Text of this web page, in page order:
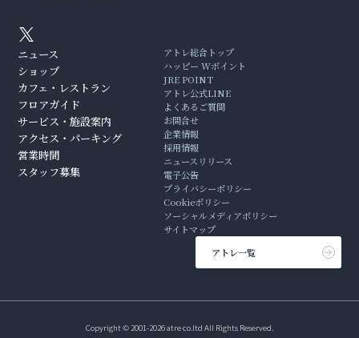
ニュース
ショップ
カフェ・レストラン
フロアガイド
サービス・施設案内
アクセス・パーキング
営業時間
スタッフ募集
アトレ総合トップ
ハッピー Wポイント
JRE POINT
アトレ公式LINE
よくあるご質問
お問合せ
企業情報
採用情報
ニュースリリース
電子公告
プライバシーポリシー
Cookieポリシー
ソーシャルメディアポリシー
サイトマップ
アトレ一覧
Copyright © 2001-2026 atre co.ltd All Rights Reserved.